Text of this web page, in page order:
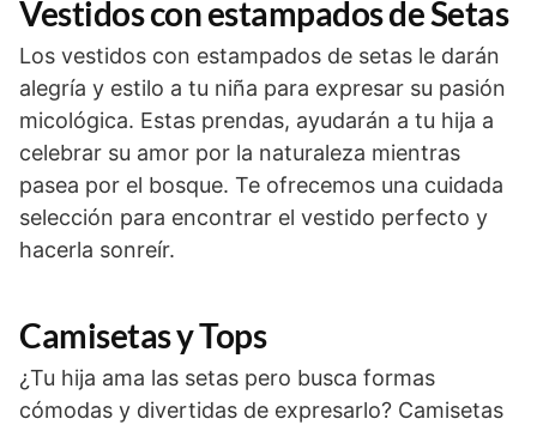
Vestidos con estampados de Setas
Los vestidos con estampados de setas le darán
alegría y estilo a tu niña para expresar su pasión
micológica. Estas prendas, ayudarán a tu hija a
celebrar su amor por la naturaleza mientras
pasea por el bosque. Te ofrecemos una cuidada
selección para encontrar el vestido perfecto y
hacerla sonreír.
Camisetas y Tops
¿Tu hija ama las setas pero busca formas
cómodas y divertidas de expresarlo? Camisetas